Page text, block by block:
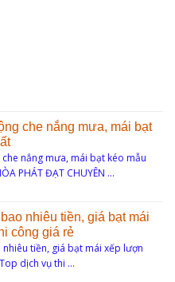
che nắng mưa, mái bạt
nắng mưa, mái bạt kéo mẫu
PHÁT ĐẠT CHUYÊN …
nhiêu tiền, giá bạt mái
công giá rẻ
tiền, giá bạt mái xếp lượn
dịch vụ thi …